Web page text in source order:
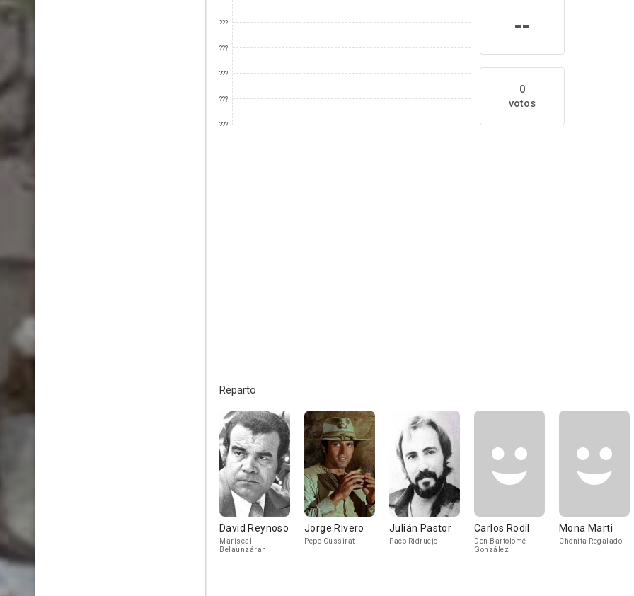
???
???
???
???
???
--
0
votos
Reparto
David Reynoso
Mariscal
Belaunzáran
Jorge Rivero
Pepe Cussirat
Julián Pastor
Paco Ridruejo
Carlos Rodil
Don Bartolomé
González
Mona Marti
Chonita Regalado